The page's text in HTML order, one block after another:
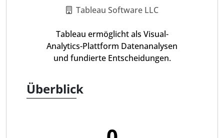
Tableau Software LLC
Tableau ermöglicht als Visual-
Analytics-Plattform Datenanalysen
und fundierte Entscheidungen.
Überblick